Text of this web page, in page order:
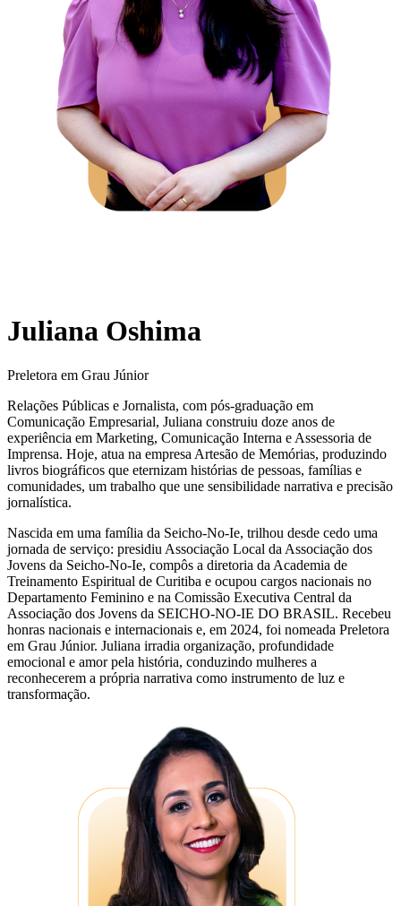
Juliana Oshima
Preletora em Grau Júnior
Relações Públicas e Jornalista, com pós-graduação em
Comunicação Empresarial, Juliana construiu doze anos de
experiência em Marketing, Comunicação Interna e Assessoria de
Imprensa. Hoje, atua na empresa Artesão de Memórias, produzindo
livros biográficos que eternizam histórias de pessoas, famílias e
comunidades, um trabalho que une sensibilidade narrativa e precisão
jornalística.
Nascida em uma família da Seicho-No-Ie, trilhou desde cedo uma
jornada de serviço: presidiu Associação Local da Associação dos
Jovens da Seicho-No-Ie, compôs a diretoria da Academia de
Treinamento Espiritual de Curitiba e ocupou cargos nacionais no
Departamento Feminino e na Comissão Executiva Central da
Associação dos Jovens da SEICHO-NO-IE DO BRASIL. Recebeu
honras nacionais e internacionais e, em 2024, foi nomeada Preletora
em Grau Júnior. Juliana irradia organização, profundidade
emocional e amor pela história, conduzindo mulheres a
reconhecerem a própria narrativa como instrumento de luz e
transformação.